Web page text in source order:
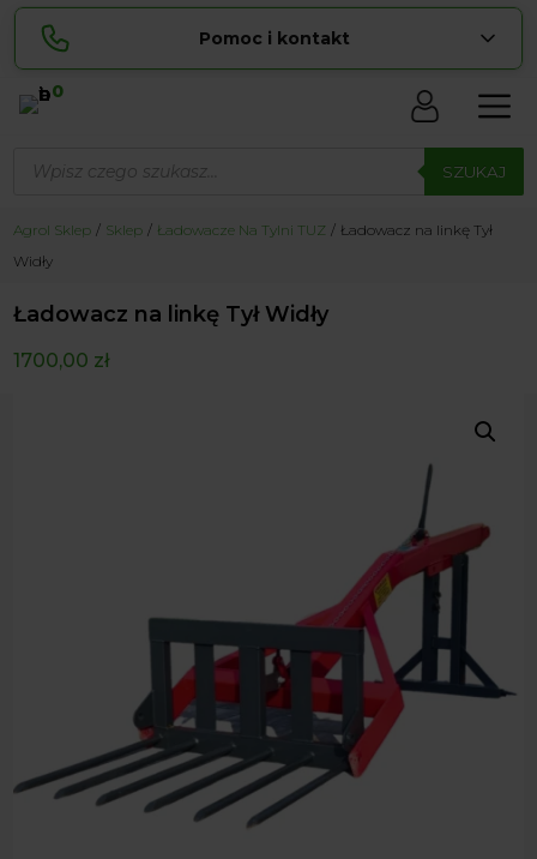
Pomoc i kontakt
Sylwia
pokaż numer
729 856 ... pokaż numer
0
produktów SZUKAJ
Agrol Sklep Sklep Ładowacze Na Tylni TUZ
Ładowacz na linkę Tył
Widły
Ładowacz na linkę Tył Widły
1700,00 zł